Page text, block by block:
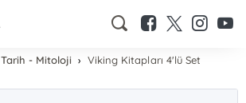
Tarih - Mitoloji Viking Kitapları 4'lü Set